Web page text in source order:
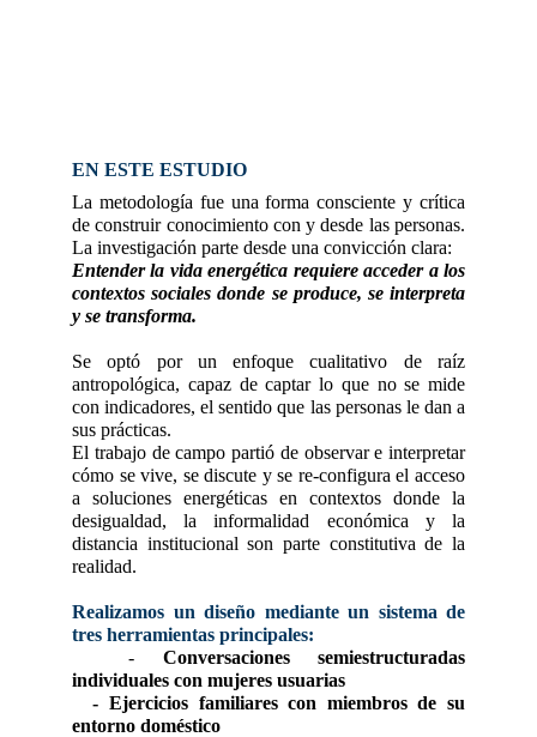
EN ESTE ESTUDIO
La metodología fue una forma consciente y crítica
de construir conocimiento con y desde las personas.
La investigación parte desde una convicción clara:
Entender la vida energética requiere acceder a los
contextos sociales donde se produce, se interpreta
y se transforma.
Se optó por un enfoque cualitativo de raíz
antropológica, capaz de captar lo que no se mide
con indicadores, el sentido que las personas le dan a
sus prácticas.
El trabajo de campo partió de observar e interpretar
cómo se vive, se discute y se re-configura el acceso
a soluciones energéticas en contextos donde la
desigualdad, la informalidad económica y la
distancia institucional son parte constitutiva de la
realidad.
Realizamos un diseño mediante un sistema de
tres herramientas principales:
- Conversaciones semiestructuradas
individuales con mujeres usuarias
- Ejercicios familiares con miembros de su
entorno doméstico